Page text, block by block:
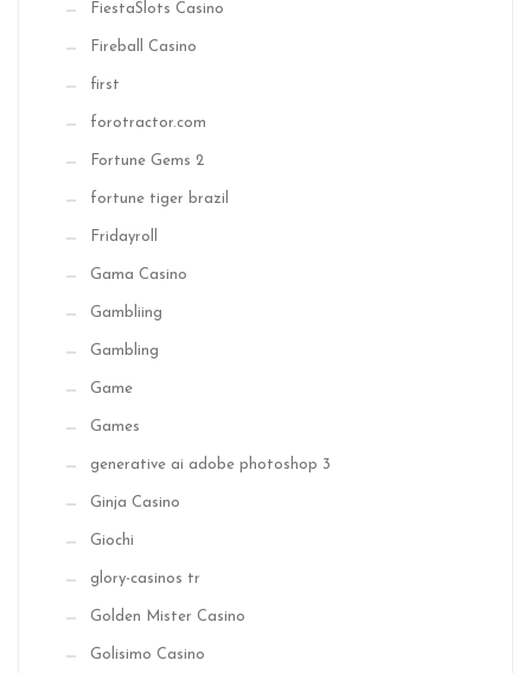
FiestaSlots Casino
Fireball Casino
first
forotractor.com
Fortune Gems 2
fortune tiger brazil
Fridayroll
Gama Casino
Gambliing
Gambling
Game
Games
generative ai adobe photoshop 3
Ginja Casino
Giochi
glory-casinos tr
Golden Mister Casino
Golisimo Casino